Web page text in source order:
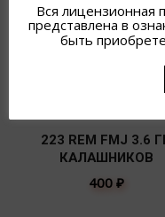
223 REM FMJ 3.6
КАЛАШНИКОВ
400 ₽
Вся лицензионная
представлена в
быть